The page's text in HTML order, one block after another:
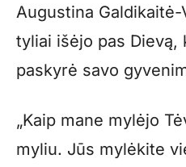
Augustina
tyliai išėjo pas Dievą,
paskyrė savo
„Kaip mane mylėjo
myliu. Jūs mylėkite